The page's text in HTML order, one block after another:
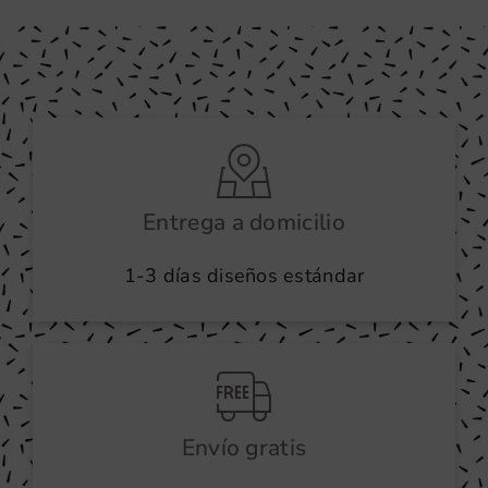
Entrega a domicilio
1-3 días diseños estándar
Envío gratis